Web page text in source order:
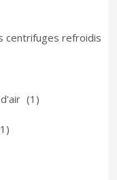
centrifuges refroidis
(1)